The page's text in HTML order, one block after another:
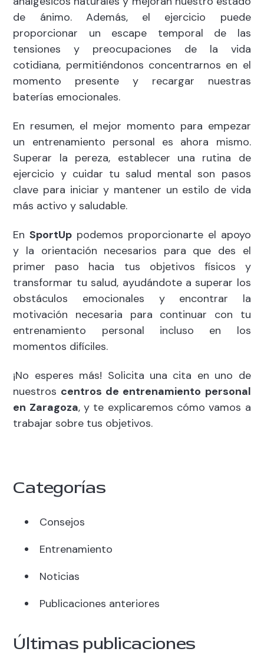
de ánimo. Además, el ejercicio puede
proporcionar un escape temporal de las
tensiones y preocupaciones de la vida
cotidiana, permitiéndonos concentrarnos en el
momento presente y recargar nuestras
baterías emocionales.
En resumen, el mejor momento para empezar
un entrenamiento personal es ahora mismo.
Superar la pereza, establecer una rutina de
ejercicio y cuidar tu salud mental son pasos
clave para iniciar y mantener un estilo de vida
más activo y saludable.
EnSportUp podemos proporcionarte el apoyo
y la orientación necesarios para que des el
primer paso hacia tus objetivos físicos y
transformar tu salud, ayudándote a superar los
obstáculos emocionales y encontrar la
motivación necesaria para continuar con tu
entrenamiento personal incluso en los
momentos difíciles.
¡No esperes más! Solicita una cita en uno de
nuestros centros de entrenamiento personal
en Zaragoza, y te explicaremos cómo vamos a
trabajar sobre tus objetivos.
Categorías
Consejos
Entrenamiento
Noticias
Publicaciones anteriores
Últimas publicaciones